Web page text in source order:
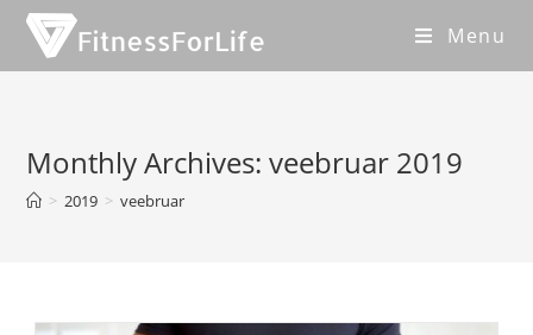
Menu
Monthly Archives: veebruar 2019
> 2019 > veebruar